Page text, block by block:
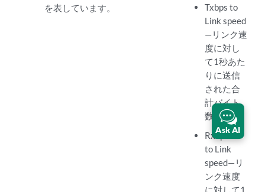
を表しています。
Txbps to
Link speed
—リンク速
度に対し
て1秒あた
りに送信
された合
計バイト
数。
RxSpeed
to Link
speed—リ
ンク速度
に対して1
Ask AI